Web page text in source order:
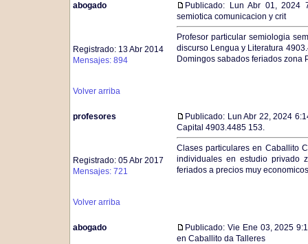
abogado
Registrado: 13 Abr 2014
Mensajes: 894
Publicado: Lun Abr 01, 2024
semiotica comunicacion y crit
Profesor particular semiologia
discurso Lengua y Literatura
Domingos sabados feriados zona
Volver arriba
profesores
Registrado: 05 Abr 2017
Mensajes: 721
Publicado: Lun Abr 22, 2024
Capital 4903.4485 153.
Clases particulares en Caballito
individuales en estudio privado
feriados a precios muy
Volver arriba
abogado
Publicado: Vie Ene 03, 2025
en Caballito da Talleres